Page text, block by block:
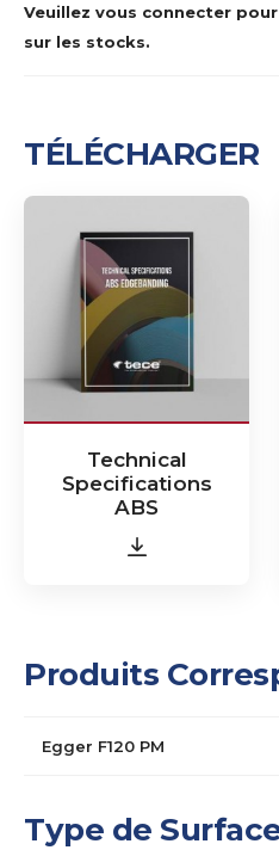
Veuillez vous connecter
sur les stocks.
TÉLÉCHARGER
Technical
Specifications
ABS
Produits
Egger F120 PM
Type de